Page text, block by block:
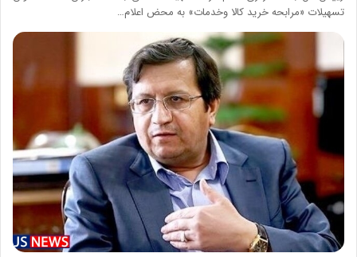
تسهیلات «مرابحه خرید کالا وخدمات» به محض اعلام…